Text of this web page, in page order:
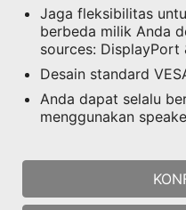
Jaga fleksibilitas
berbeda milik Anda
sources: DisplayPort
Desain standard
Anda dapat selalu
menggunakan